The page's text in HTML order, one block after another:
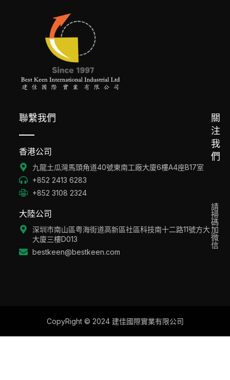
聯繫我們
香港公司
九龍土瓜灣馬頭角道40號東南工廠大廈6樓A4座B17室
+852 2413 6283
+852 3108 2324
大陸公司
深圳市南山區粤海街道高新區社區科技南十二路11號方大
大廈三樓D013
bestkeen@bestkeen.com
關
注
我
們
請
掃
碼
加
微
信
CopyRight © 2024 建佳國際實業有限公司